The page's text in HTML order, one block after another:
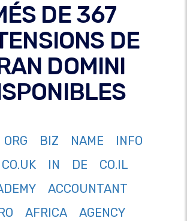
DE 367
DE
DOMINI
ORG BIZ NAME
INFO
CO.UK IN DE
CO.IL
ACCOUNTANT
AFRICA
AGENCY